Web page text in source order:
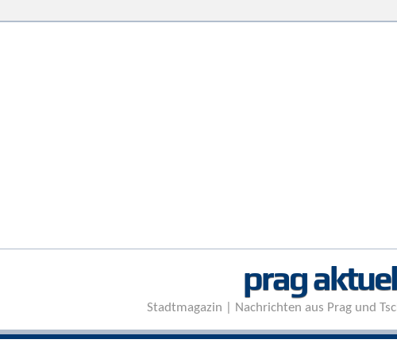
prag
Stadtmagazin | Nachrichten aus Prag und